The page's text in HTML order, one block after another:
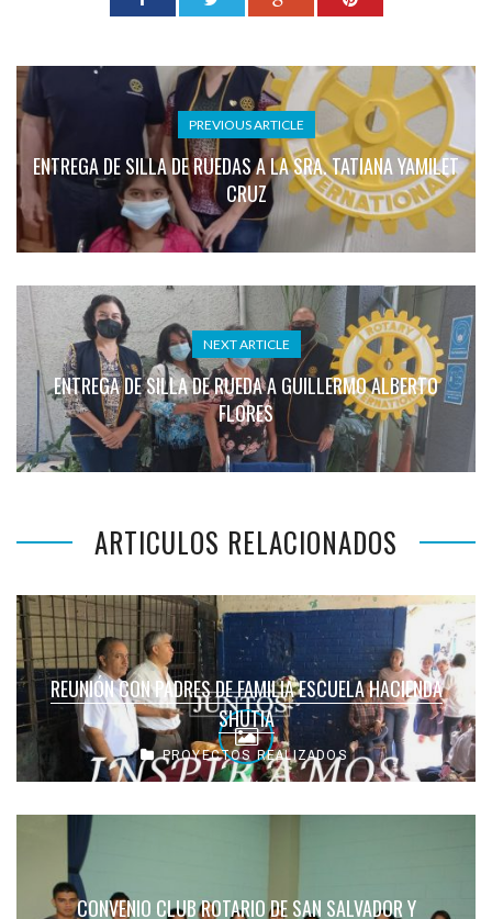
PREVIOUS ARTICLE
ENTREGA DE SILLA DE RUEDAS A LA SRA. TATIANA YAMILET
CRUZ
NEXT ARTICLE
ENTREGA DE SILLA DE RUEDA A GUILLERMO ALBERTO
FLORES
ARTICULOS RELACIONADOS
REUNIÓN CON PADRES DE FAMILIA ESCUELA HACIENDA
SHUTIA
PROYECTOS REALIZADOS
CONVENIO CLUB ROTARIO DE SAN SALVADOR Y